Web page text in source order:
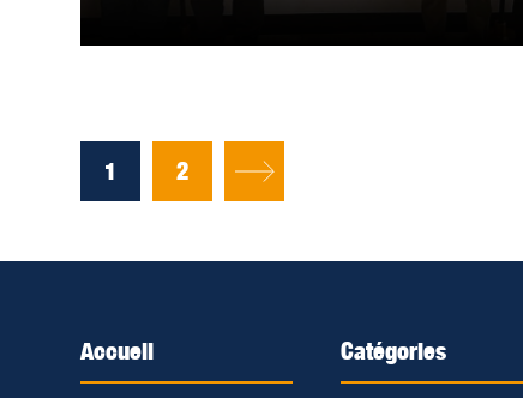
1 2
Accueil Catégories